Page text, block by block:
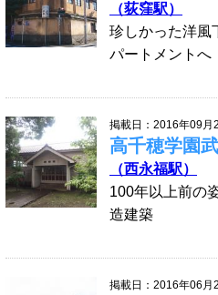
（荻窪駅）
珍しかった洋風
パートメントへ
掲載日：2016年09月
高千穂学園
（西永福駅）
100年以上前の
造建築
掲載日：2016年06月